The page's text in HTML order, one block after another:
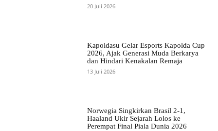
20 Juli 2026
Kapoldasu Gelar Esports Kapolda Cup
2026, Ajak Generasi Muda Berkarya
dan Hindari Kenakalan Remaja
13 Juli 2026
Norwegia Singkirkan Brasil 2-1,
Haaland Ukir Sejarah Lolos ke
Perempat Final Piala Dunia 2026